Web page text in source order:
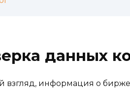
данных
взгляд, информация о